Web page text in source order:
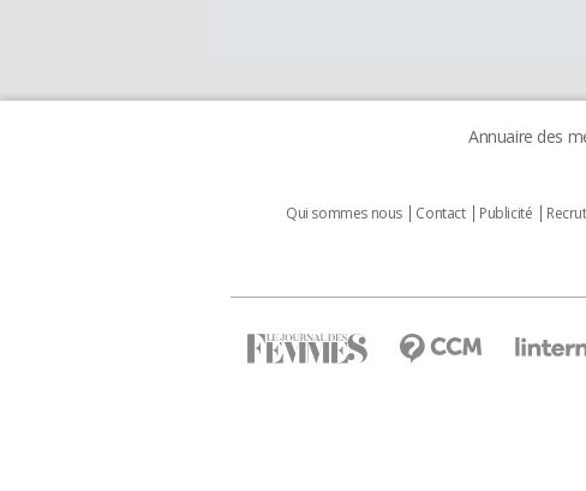
Annuaire des
Qui sommes nous Contact Publicité